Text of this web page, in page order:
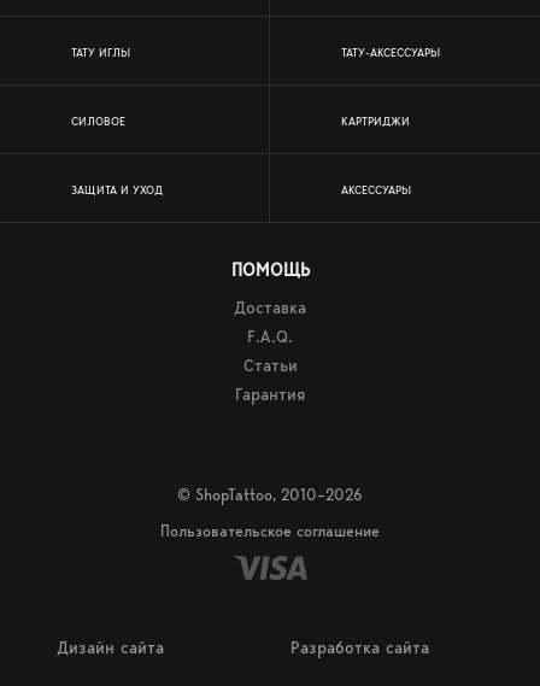
ТАТУ ИГЛЫ ТАТУ-АКСЕССУАРЫ
СИЛОВОЕ КАРТРИДЖИ
ЗАЩИТА И УХОД АКСЕССУАРЫ
ПОМОЩЬ
Доставка
F.A.Q.
Статьи
Гарантия
© ShopTattoo, 2010–2026
Пользовательское соглашение
Дизайн сайта Разработка сайта